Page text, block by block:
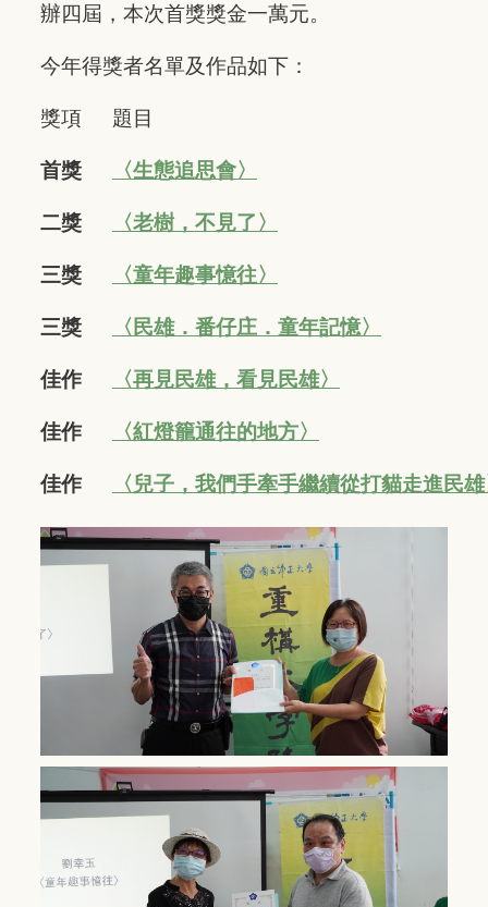
辦四屆，本次首獎獎金一萬元。
今年得獎者名單及作品如下：
獎項 題目
首獎 〈生態追思會〉
二獎 〈老樹，不見了〉
三獎 〈童年趣事憶往〉
三獎 〈 民雄．番仔庄．童年記憶〉
佳作 〈再見民雄，看見民雄〉
佳作 〈紅燈籠通往的地方〉
佳作 〈兒子，我們手牽手繼續從打貓走進民